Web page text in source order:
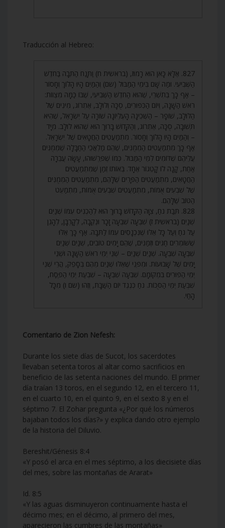
Traducción al Hebreo:
827. אֶלָּא כָּאן הוּא רָמוּז, (בראשית ח) וַתָּנַח הַתֵּבָה בַּחֹדֶשׁ
הַשְּׁבִיעִי. וּמַה שָּׁם בִּימֵי הַמַּבּוּל (שם) וְהַמַּיִם הָיוּ הָלוֹךְ וְחָסוֹר
– אַף כָּךְ בְּתִשְׁרֵי, שֶׁהוּא הַחֹדֶשׁ הַשְּׁבִיעִי, שֶׁבּוֹ כַּמָּה מִצְווֹת:
רֹאשׁ הַשָּׁנָה, וְיוֹם הַכִּפּוּרִים, סֻכָּה וְלוּלָב, אֶתְרוֹג, מִינִים שֶׁל
הַלּוּלָב, שׁוֹפָר – הַשְּׁכִינָה הָעֶלְיוֹנָה שׁוֹרָה עַל יִשְׂרָאֵל, שֶׁהִיא
תְּשׁוּבָה, סֻכָּה, אֶתְרוֹג, וְהַקָּדוֹשׁ בָּרוּךְ הוּא שֶׁהוּא לוּלָב. מִיָּד
– וְהַמַּיִם הָיוּ הָלוֹךְ וְחָסוֹר. מִתְמַעֲטִים הַחֲטָאִים שֶׁל יִשְׂרָאֵל.
אַף כָּךְ מִתְמַעֲטִים הַמְמֻנִּים, שֶׁהֵם מַלְאֲכֵי הַחַבָּלָה שֶׁמְּמֻנִּים
עֲלֵיהֶם שֶׁדּוֹמִים לְמֵי הַמַּבּוּל. כְּמוֹ שֶׁפֵּרְשׁוּהוּ, עָשָׂה עֲבֵרָה
אַחַת, קָנָה לוֹ קָטֵגוֹר אֶחָד. בְּאוֹתוֹ זְמַן שֶׁמִּתְמַעֲטִים
הַחֲטָאִים, מִתְמַעֲטִים הַפָּרִים שֶׁלָּהֶם, מִתְמַעֲטִים הַמְמֻנִּים
שֶׁל שִׁבְעִים אֻמּוֹת, מִתְמַעֲטִים שִׁבְעִים אֻמּוֹת, מִתְמַעֵט
הַטּוֹב שֶׁלָּהֶם.
828. תֵּבַת נֹחַ, צִוָּה הַקָּדוֹשׁ בָּרוּךְ הוּא לְהַכְנִיס עִמּוֹ שְׁנַיִם
שְׁנַיִם (בראשית ז) שִׁבְעָה שִׁבְעָה זָכָר וּנְקֵבָה, לְקָרְבָּן, לְהָגֵן
עַל נֹחַ וְעַל כָּל אֵלּוּ שֶׁנִּכְנָסִים עִמּוֹ לַתֵּבָה. אַף כָּךְ אֵלּוּ
שֶׁשּׁוֹמְרִים חַגִּים וּזְמַנִּים, שֶׁהֵם יָמִים טוֹבִים, שְׁנַיִם שְׁנַיִם
שִׁבְעָה שִׁבְעָה. שְׁנַיִם שְׁנַיִם – שְׁנֵי יְמֵי רֹאשׁ הַשָּׁנָה וּשְׁנֵי
יָמִים שֶׁל שָׁבוּעוֹת. וּמִפְּנֵי שֶׁאֵלּוּ שְׁנַיִם מֵהֶם בְּסָפֵק, הֲרֵי שְׁנֵי
יְמֵי הַפּוּרִים בִּמְקוֹמָם. שִׁבְעָה שִׁבְעָה – שִׁבְעַת יְמֵי הַפֶּסַח,
שִׁבְעַת יְמֵי הַסֻּכּוֹת. נֹחַ כְּנֶגֶד יוֹם הַשַּׁבָּת, וְזֶהוּ (שם ו) מִכָּל
הָחַי.
Comentario de Zion Nefesh:
Durante los siete días de Sucot, los sacerdotes
llevaban setenta toros al altar como sacrificios en
beneficio de las setenta naciones del mundo. El primer
día traían 13 toros, en el segundo 12, en el tercero 11,
en el cuarto 10, en el quinto 9, en el sexto 8 y en el
séptimo 7. El Zohar pregunta «¿Por qué los números
bajaban todos los días?» y explica dando otro ejemplo
de la historia del Diluvio.
Bereshit/Génesis 8:4
«Y posó el arca en el mes séptimo, a los diecisiete días
del mes, sobre las montañas de Ararat»
Id. 8:5
«Y las aguas disminuyeron continuamente hasta el
décimo mes; en el décimo, al primero del mes,
aparecieron las cumbres de las montañas»